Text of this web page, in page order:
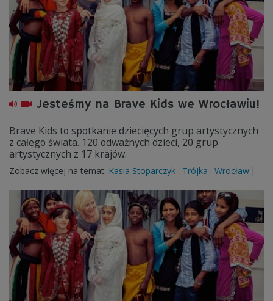
Jesteśmy na Brave Kids we Wrocławiu!
Brave Kids to spotkanie dziecięcych grup artystycznych
z całego świata. 120 odważnych dzieci, 20 grup
artystycznych z 17 krajów.
Zobacz więcej na temat: Kasia Stoparczyk Trójka Wrocław